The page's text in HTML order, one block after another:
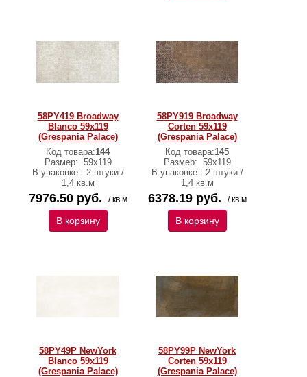
58PY419 Broadway
Blanco 59x119
(Grespania Palace)
Код товара:144
Размер: 59x119
В упаковке: 2 штуки /
1,4 кв.м
7976.50 руб. / кв.м
В корзину
58PY919 Broadway
Corten 59x119
(Grespania Palace)
Код товара:145
Размер: 59x119
В упаковке: 2 штуки /
1,4 кв.м
6378.19 руб. / кв.м
В корзину
58PY49P NewYork
Blanco 59x119
(Grespania Palace)
58PY99P NewYork
Corten 59x119
(Grespania Palace)